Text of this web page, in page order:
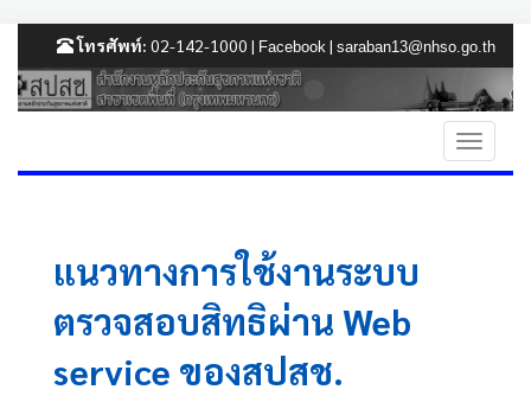
โทรศัพท์: 02-142-1000 | Facebook | saraban13@nhso.go.th
แนวทางการใช้งานระบบ
ตรวจสอบสิทธิผ่าน Web
service ของสปสช.